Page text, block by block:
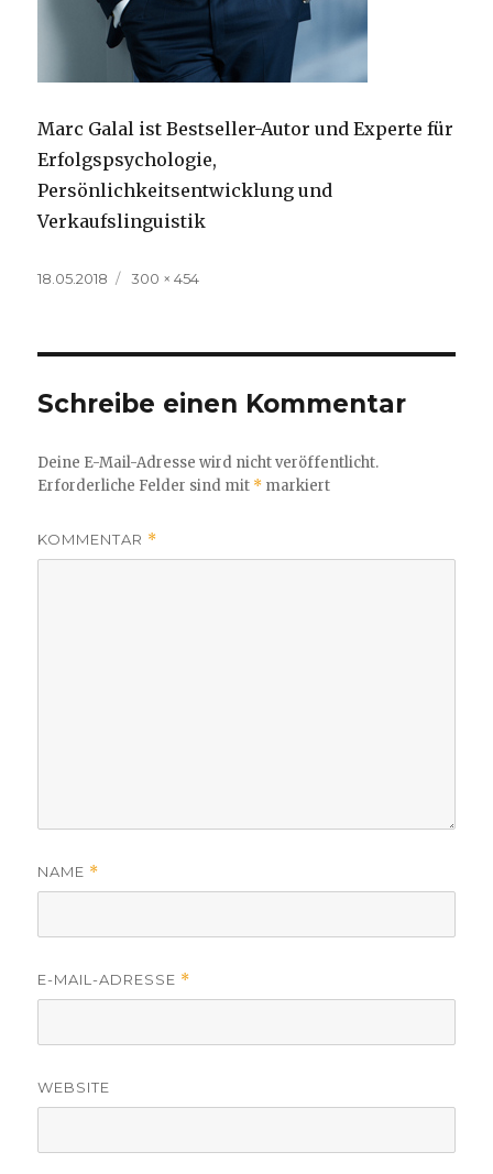
Marc Galal ist Bestseller-Autor und Experte für
Erfolgspsychologie,
Persönlichkeitsentwicklung und
Verkaufslinguistik
Veröffentlicht
18.05.2018
Volle
300 × 454
Schreibe einen Kommentar
Deine E-Mail-Adresse wird nicht veröffentlicht.
Erforderliche Felder sind mit * markiert
KOMMENTAR *
NAME *
E-MAIL-ADRESSE *
WEBSITE